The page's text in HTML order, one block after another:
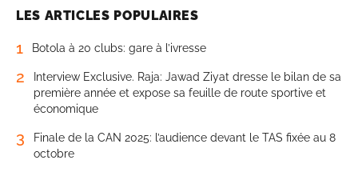
LES ARTICLES POPULAIRES
1 Botola à 20 clubs: gare à l’ivresse
2
Interview Exclusive. Raja: Jawad Ziyat dresse le bilan de sa
première année et expose sa feuille de route sportive et
économique
3
Finale de la CAN 2025: l’audience devant le TAS fixée au 8
octobre